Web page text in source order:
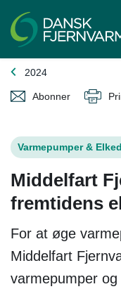
2024
Abonner
Varmepumper &
Middelfart
fremtidens
For at øge
Middelfart
varmepumper